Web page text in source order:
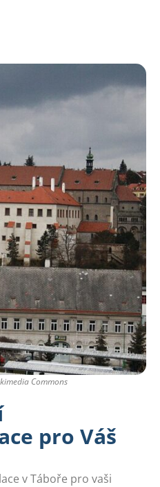
Commons
pro Váš
v Táboře pro vaši